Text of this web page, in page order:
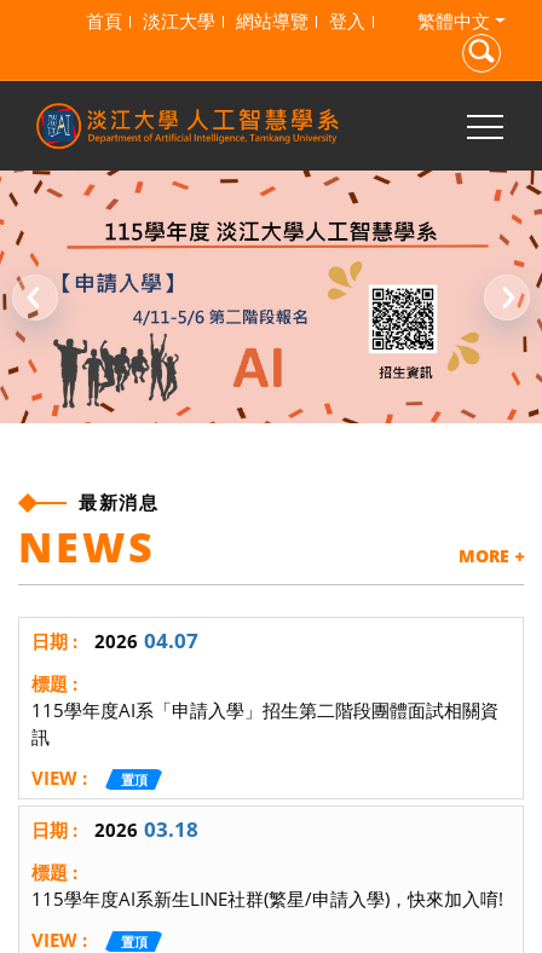
跳到主要內容
首頁 淡江大學 網站導覽 登入 繁體中文
最新消息
NEWS MORE
2026 04.07
115學年度AI系「申請入學」招生第二階段團體面試相關資
訊
置頂
2026 03.18
115學年度AI系新生LINE社群(繁星/申請入學)，快來加入唷!
置頂